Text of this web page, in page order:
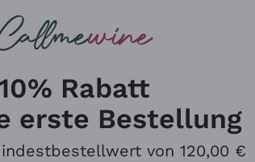
Rabatt
erste Bestellung
von 120,00 €